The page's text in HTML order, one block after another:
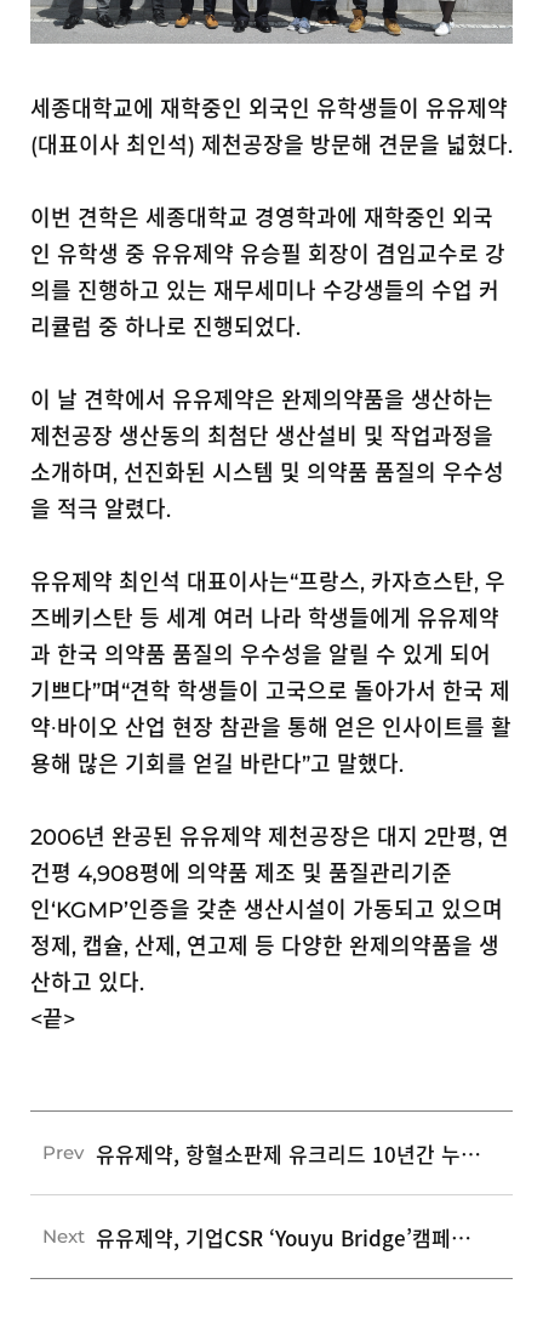
세종대학교에 재학중인 외국인 유학생들이 유유제약
(대표이사 최인석) 제천공장을 방문해 견문을 넓혔다.
이번 견학은 세종대학교 경영학과에 재학중인 외국
인 유학생 중 유유제약 유승필 회장이 겸임교수로 강
의를 진행하고 있는 재무세미나 수강생들의 수업 커
리큘럼 중 하나로 진행되었다.
이 날 견학에서 유유제약은 완제의약품을 생산하는
제천공장 생산동의 최첨단 생산설비 및 작업과정을
소개하며, 선진화된 시스템 및 의약품 품질의 우수성
을 적극 알렸다.
유유제약 최인석 대표이사는“프랑스, 카자흐스탄, 우
즈베키스탄 등 세계 여러 나라 학생들에게 유유제약
과 한국 의약품 품질의 우수성을 알릴 수 있게 되어
기쁘다”며“견학 학생들이 고국으로 돌아가서 한국 제
약∙바이오 산업 현장 참관을 통해 얻은 인사이트를 활
용해 많은 기회를 얻길 바란다”고 말했다.
2006년 완공된 유유제약 제천공장은 대지 2만평, 연
건평 4,908평에 의약품 제조 및 품질관리기준
인‘KGMP’인증을 갖춘 생산시설이 가동되고 있으며
정제, 캡슐, 산제, 연고제 등 다양한 완제의약품을 생
산하고 있다.
<끝>
Prev 유유제약, 항혈소판제 유크리드 10년간 누적 판매 5천만정 돌파
Next 유유제약, 기업CSR ‘Youyu Bridge’캠페인 후원금 전달